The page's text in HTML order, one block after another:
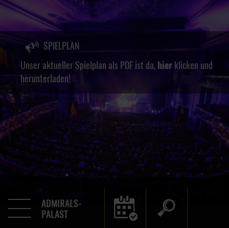
SPIELPLAN
Unser aktueller Spielplan als PDF ist da,hierklicken und
herunterladen!